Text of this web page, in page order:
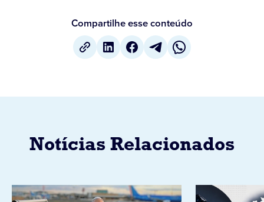
Compartilhe esse conteúdo
Notícias Relacionados